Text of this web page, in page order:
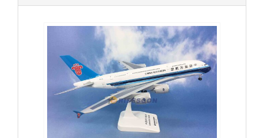
CSN20A388P01